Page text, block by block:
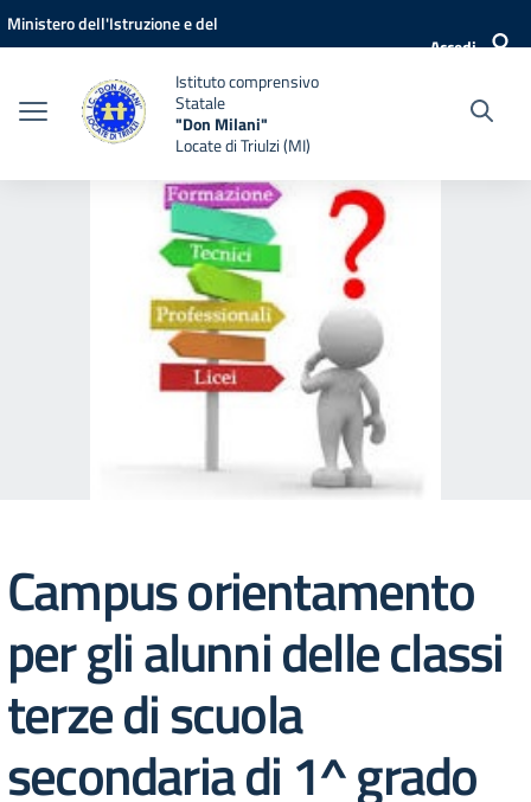
Vai ai contenuti
Vai al menu di navigazione
Vai al footer
Ministero dell'Istruzione e del
Accedi
Istituto comprensivo
Statale
"Don Milani"
Locate di Triulzi (MI)
Campus orientamento
per gli alunni delle classi
terze di scuola
secondaria di 1^ grado